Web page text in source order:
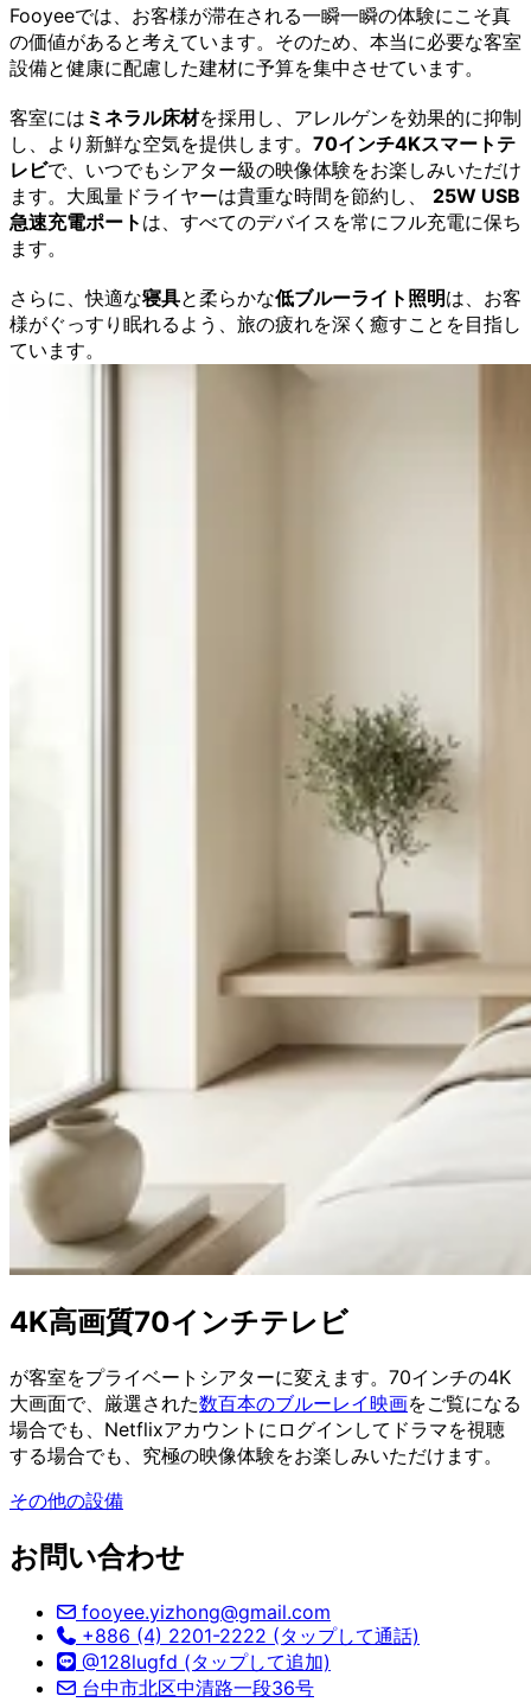
Fooyeeでは、お客様が滞在される一瞬一瞬の体験にこそ真
の価値があると考えています。そのため、本当に必要な客室
設備と健康に配慮した建材に予算を集中させています。
客室には ミネラル床材を採用し、アレルゲンを効果的に抑制
し、より新鮮な空気を提供します。 70インチ4Kスマートテ
レビで、いつでもシアター級の映像体験をお楽しみいただけ
ます。大風量ドライヤーは貴重な時間を節約し、 25W USB
急速充電ポート は、すべてのデバイスを常にフル充電に保ち
ます。
さらに、快適な寝具と柔らかな低ブルーライト照明は、お客
様がぐっすり眠れるよう、旅の疲れを深く癒すことを目指し
ています。
4K高画質70インチテレビ
が客室をプライベートシアターに変えます。70インチの4K
大画面で、厳選された数百本のブルーレイ映画をご覧になる
場合でも、Netflixアカウントにログインしてドラマを視聴
する場合でも、究極の映像体験をお楽しみいただけます。
その他の設備
お問い合わせ
fooyee.yizhong@gmail.com
+886 (4) 2201-2222 (タップして通話)
@128lugfd (タップして追加)
台中市北区中清路一段36号